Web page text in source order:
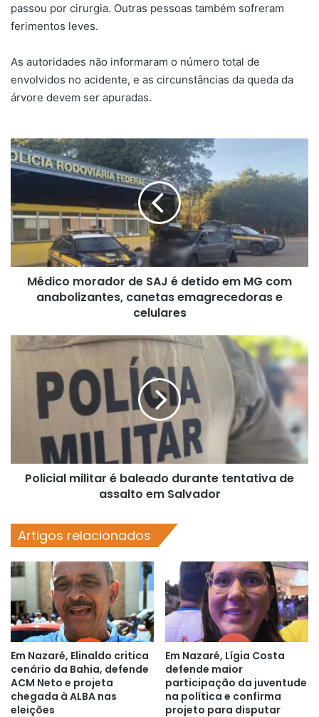
passou por cirurgia. Outras pessoas também sofreram
ferimentos leves.
As autoridades não informaram o número total de
envolvidos no acidente, e as circunstâncias da queda da
árvore devem ser apuradas.
Médico
morador
de
é
detido
com
anabolizantes,
canetas
celulares
Médico morador de SAJ é detido em MG com
anabolizantes, canetas emagrecedoras e
celulares
Policial
durante
tentativa
assalto
em
Salvador
Policial militar é baleado durante tentativa de
assalto em Salvador
Artigos relacionados
Em Nazaré, Elinaldo critica
cenário da Bahia, defende
ACM Neto e projeta
chegada à ALBA nas
eleições
Em Nazaré, Lígia Costa
defende maior
participação da juventude
na política e confirma
projeto para disputar